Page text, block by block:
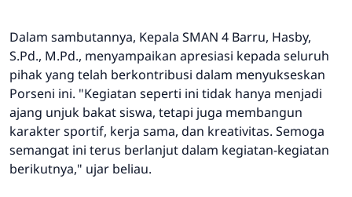
Dalam sambutannya, Kepala SMAN 4 Barru, Hasby,
S.Pd., M.Pd., menyampaikan apresiasi kepada seluruh
pihak yang telah berkontribusi dalam menyukseskan
Porseni ini. "Kegiatan seperti ini tidak hanya menjadi
ajang unjuk bakat siswa, tetapi juga membangun
karakter sportif, kerja sama, dan kreativitas. Semoga
semangat ini terus berlanjut dalam kegiatan-kegiatan
berikutnya," ujar beliau.